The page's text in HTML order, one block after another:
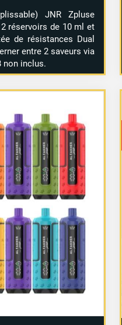
JNR Zpluse
réservoirs de 10 ml et
de résistances Dual
entre 2 saveurs via
non inclus.